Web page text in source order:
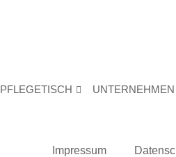
PFLEGETISCH UNTERNEHMEN
Impressum